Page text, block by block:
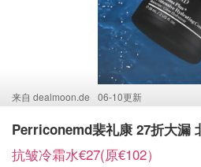
来自 dealmoon.de 06-10更新
Perriconemd裴礼康 27折大漏
抗皱冷霜水€27(原€102）